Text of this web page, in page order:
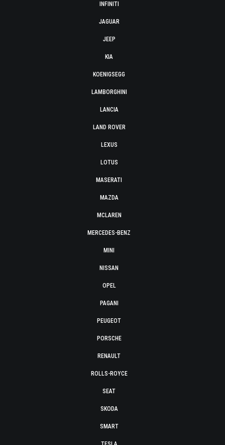
INFINITI
JAGUAR
JEEP
KIA
KOENIGSEGG
LAMBORGHINI
LANCIA
LAND ROVER
LEXUS
LOTUS
MASERATI
MAZDA
MCLAREN
MERCEDES-BENZ
MINI
NISSAN
OPEL
PAGANI
PEUGEOT
PORSCHE
RENAULT
ROLLS-ROYCE
SEAT
SKODA
SMART